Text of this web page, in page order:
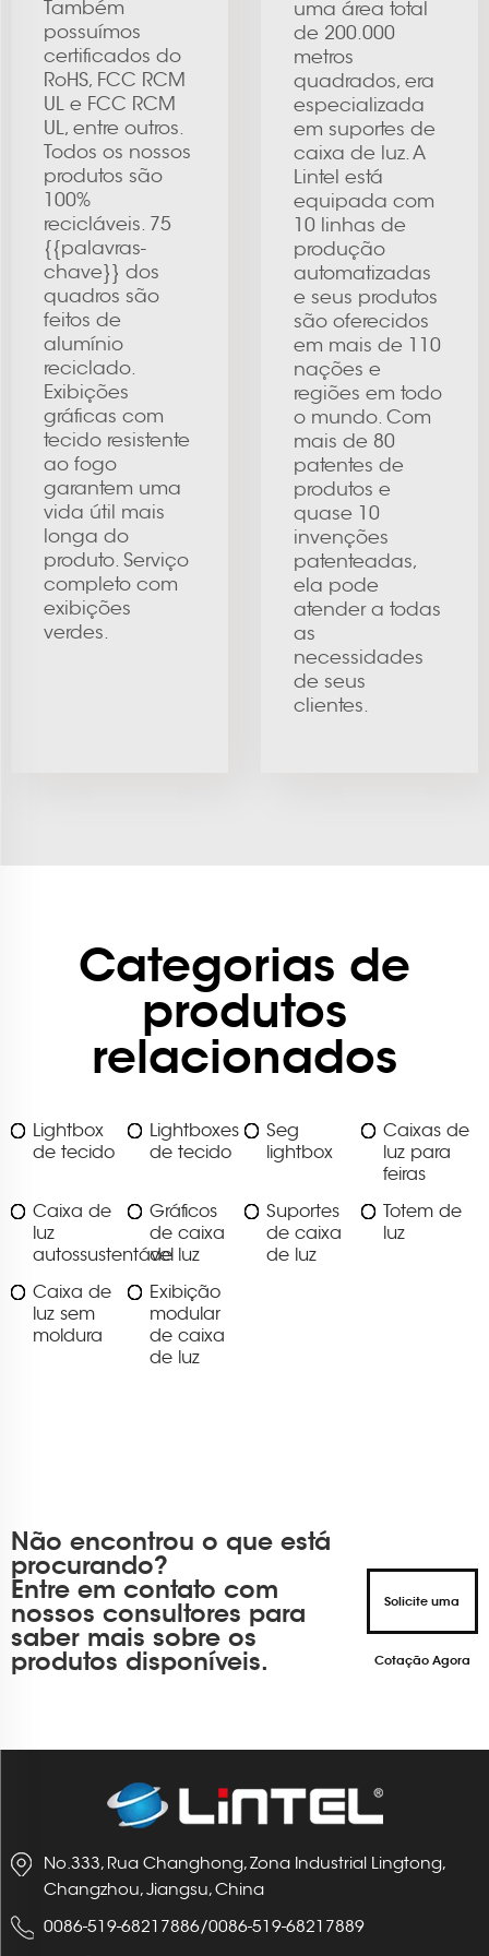
Também
possuímos
certificados do
RoHS, FCC RCM
UL e FCC RCM
UL, entre outros.
Todos os nossos
produtos são
100%
recicláveis. 75
{{palavras-
chave}} dos
quadros são
feitos de
alumínio
reciclado.
Exibições
gráficas com
tecido resistente
ao fogo
garantem uma
vida útil mais
longa do
produto. Serviço
completo com
exibições
verdes.
uma área total
de 200.000
metros
quadrados, era
especializada
em suportes de
caixa de luz. A
Lintel está
equipada com
10 linhas de
produção
automatizadas
e seus produtos
são oferecidos
em mais de 110
nações e
regiões em todo
o mundo. Com
mais de 80
patentes de
produtos e
quase 10
invenções
patenteadas,
ela pode
atender a todas
as
necessidades
de seus
clientes.
Categorias de
produtos
relacionados
Lightbox
de tecido
Lightboxes
de tecido
Seg
lightbox
Caixas de
luz para
feiras
Caixa de
luz
autossustentável
Gráficos
de caixa
de luz
Suportes
de caixa
de luz
Totem de
luz
Caixa de
luz sem
moldura
Exibição
modular
de caixa
de luz
Não encontrou o que está
procurando?
Entre em contato com
nossos consultores para
saber mais sobre os
produtos disponíveis.
Solicite uma
Cotação Agora
No.333, Rua Changhong, Zona Industrial Lingtong,
Changzhou, Jiangsu, China
0086-519-68217886/0086-519-68217889